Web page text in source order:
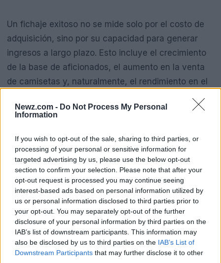
Newz.com - Do Not Process My Personal
Information
If you wish to opt-out of the sale, sharing to third parties, or
processing of your personal or sensitive information for
targeted advertising by us, please use the below opt-out
section to confirm your selection. Please note that after your
opt-out request is processed you may continue seeing
interest-based ads based on personal information utilized by
us or personal information disclosed to third parties prior to
your opt-out. You may separately opt-out of the further
disclosure of your personal information by third parties on the
IAB’s list of downstream participants. This information may
also be disclosed by us to third parties on the IAB’s List of
Downstream Participants that may further disclose it to other
Un fichaje exitoso no se mide solo por el costo de
adquisición, sino por su capacidad para generar
ingresos a largo plazo. Esto incluye el crecimiento
de la base de aficionados, el aumento en la venta
de camisetas y, naturalmente, el rendimiento en el
campo, que puede traducirse en más victorias y,
por ende, mayores ingresos por derechos de
Lecciones de la trayectoria de
Almada y el camino hacia el éxito
La carrera de Almada ha estado marcada por
altibajos. Desde su debut profesional en Vélez
Sarsfield hasta su paso por Atlanta y Botafogo, ha
demostrado ser un jugador con potencial, aunque
también ha enfrentado desafíos. Su tiempo en Lyon,